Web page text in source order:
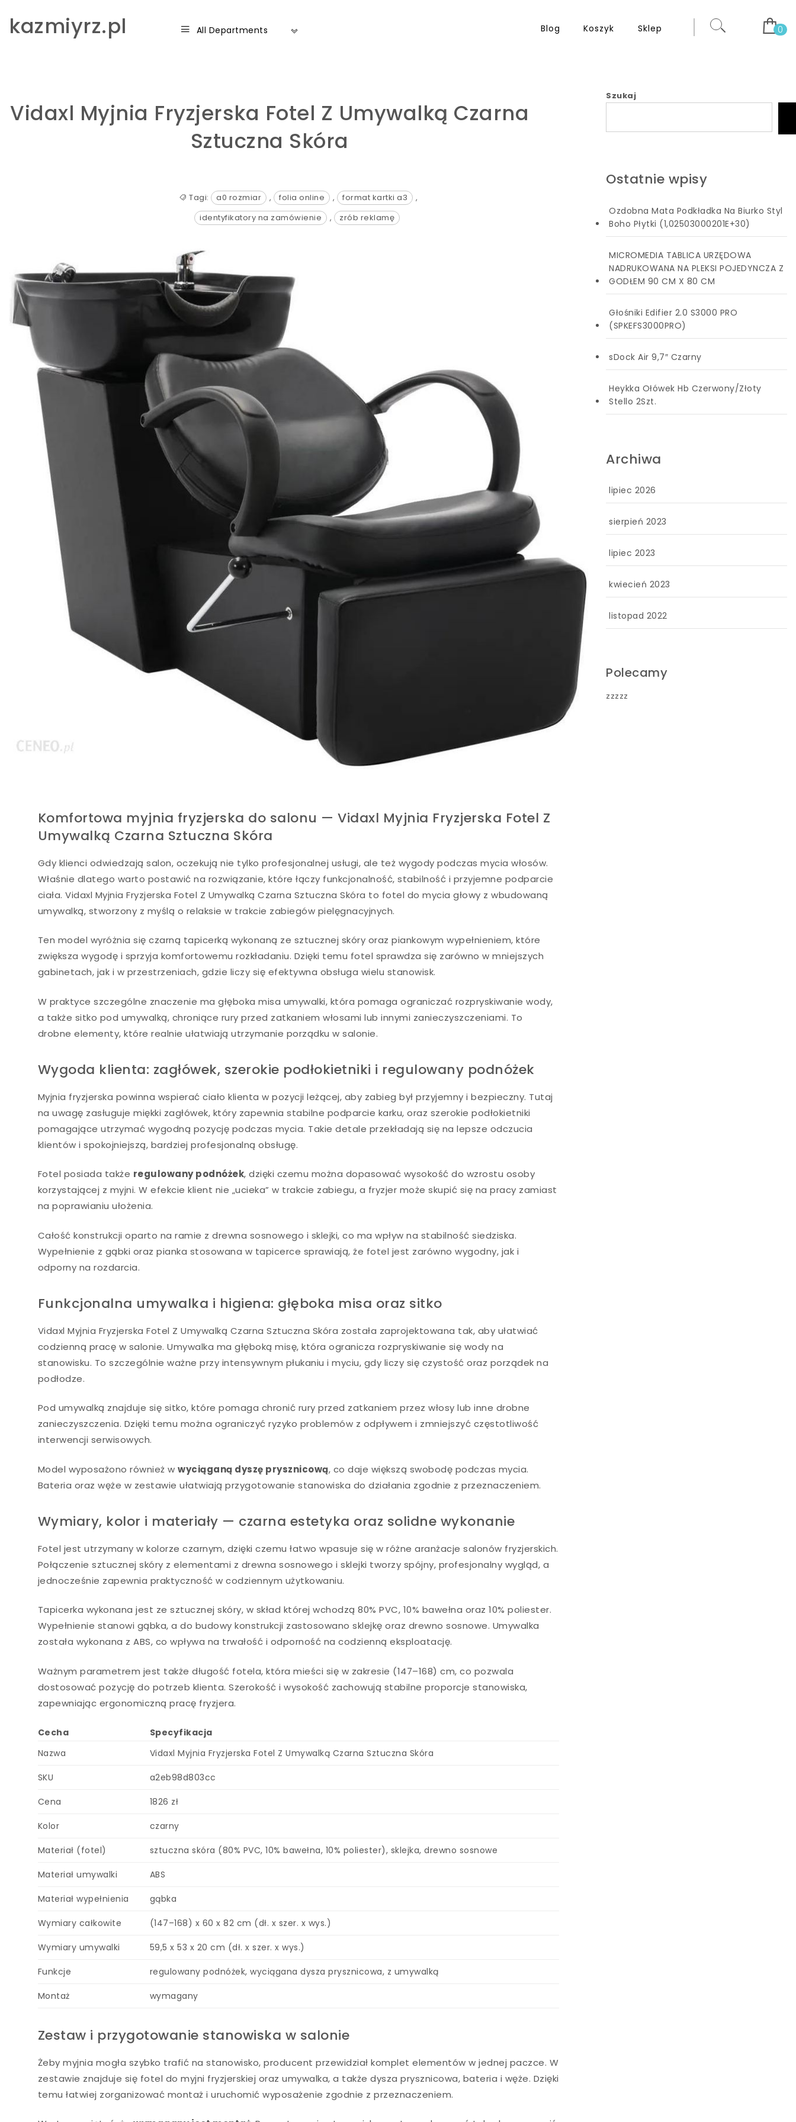
kazmiyrz.pl All Departments Blog Koszyk Sklep 0
Vidaxl Myjnia Fryzjerska Fotel Z Umywalką Czarna
Sztuczna Skóra
Tagi: a0 rozmiar , folia online , format kartki a3
,
identyfikatory na zamówienie
, zrób reklamę
Komfortowa myjnia fryzjerska do salonu — Vidaxl Myjnia Fryzjerska Fotel Z
Umywalką Czarna Sztuczna Skóra
Gdy klienci odwiedzają salon, oczekują nie tylko profesjonalnej usługi, ale też wygody podczas mycia włosów.
Właśnie dlatego warto postawić na rozwiązanie, które łączy funkcjonalność, stabilność i przyjemne podparcie
ciała. Vidaxl Myjnia Fryzjerska Fotel Z Umywalką Czarna Sztuczna Skóra to fotel do mycia głowy z wbudowaną
umywalką, stworzony z myślą o relaksie w trakcie zabiegów pielęgnacyjnych.
Ten model wyróżnia się czarną tapicerką wykonaną ze sztucznej skóry oraz piankowym wypełnieniem, które
zwiększa wygodę i sprzyja komfortowemu rozkładaniu. Dzięki temu fotel sprawdza się zarówno w mniejszych
gabinetach, jak i w przestrzeniach, gdzie liczy się efektywna obsługa wielu stanowisk.
W praktyce szczególne znaczenie ma głęboka misa umywalki, która pomaga ograniczać rozpryskiwanie wody,
a także sitko pod umywalką, chroniące rury przed zatkaniem włosami lub innymi zanieczyszczeniami. To
drobne elementy, które realnie ułatwiają utrzymanie porządku w salonie.
Wygoda klienta: zagłówek, szerokie podłokietniki i regulowany podnóżek
Myjnia fryzjerska powinna wspierać ciało klienta w pozycji leżącej, aby zabieg był przyjemny i bezpieczny. Tutaj
na uwagę zasługuje miękki zagłówek, który zapewnia stabilne podparcie karku, oraz szerokie podłokietniki
pomagające utrzymać wygodną pozycję podczas mycia. Takie detale przekładają się na lepsze odczucia
klientów i spokojniejszą, bardziej profesjonalną obsługę.
Fotel posiada także regulowany podnóżek, dzięki czemu można dopasować wysokość do wzrostu osoby
korzystającej z myjni. W efekcie klient nie „ucieka” w trakcie zabiegu, a fryzjer może skupić się na pracy zamiast
na poprawianiu ułożenia.
Całość konstrukcji oparto na ramie z drewna sosnowego i sklejki, co ma wpływ na stabilność siedziska.
Wypełnienie z gąbki oraz pianka stosowana w tapicerce sprawiają, że fotel jest zarówno wygodny, jak i
odporny na rozdarcia.
Funkcjonalna umywalka i higiena: głęboka misa oraz sitko
Vidaxl Myjnia Fryzjerska Fotel Z Umywalką Czarna Sztuczna Skóra została zaprojektowana tak, aby ułatwiać
codzienną pracę w salonie. Umywalka ma głęboką misę, która ogranicza rozpryskiwanie się wody na
stanowisku. To szczególnie ważne przy intensywnym płukaniu i myciu, gdy liczy się czystość oraz porządek na
podłodze.
Pod umywalką znajduje się sitko, które pomaga chronić rury przed zatkaniem przez włosy lub inne drobne
zanieczyszczenia. Dzięki temu można ograniczyć ryzyko problemów z odpływem i zmniejszyć częstotliwość
interwencji serwisowych.
Model wyposażono również wwyciąganą dyszę prysznicową, co daje większą swobodę podczas mycia.
Bateria oraz węże w zestawie ułatwiają przygotowanie stanowiska do działania zgodnie z przeznaczeniem.
Wymiary, kolor i materiały — czarna estetyka oraz solidne wykonanie
Fotel jest utrzymany w kolorze czarnym, dzięki czemu łatwo wpasuje się w różne aranżacje salonów fryzjerskich.
Połączenie sztucznej skóry z elementami z drewna sosnowego i sklejki tworzy spójny, profesjonalny wygląd, a
jednocześnie zapewnia praktyczność w codziennym użytkowaniu.
Tapicerka wykonana jest ze sztucznej skóry, w skład której wchodzą 80% PVC, 10% bawełna oraz 10% poliester.
Wypełnienie stanowi gąbka, a do budowy konstrukcji zastosowano sklejkę oraz drewno sosnowe. Umywalka
została wykonana z ABS, co wpływa na trwałość i odporność na codzienną eksploatację.
Ważnym parametrem jest także długość fotela, która mieści się w zakresie (147–168) cm, co pozwala
dostosować pozycję do potrzeb klienta. Szerokość i wysokość zachowują stabilne proporcje stanowiska,
zapewniając ergonomiczną pracę fryzjera.
Cecha
Specyfikacja
Nazwa
Vidaxl Myjnia Fryzjerska Fotel Z Umywalką Czarna Sztuczna Skóra
SKU a2eb98d803cc
Cena 1826 zł
Kolor czarny
Materiał (fotel) sztuczna skóra (80% PVC, 10% bawełna, 10% poliester), sklejka, drewno sosnowe
Materiał umywalki ABS
Materiał wypełnienia gąbka
Wymiary całkowite (147–168) x 60 x 82 cm (dł. x szer. x wys.)
Wymiary umywalki 59,5 x 53 x 20 cm (dł. x szer. x wys.)
Funkcje regulowany podnóżek, wyciągana dysza prysznicowa, z umywalką
Montaż wymagany
Zestaw i przygotowanie stanowiska w salonie
Żeby myjnia mogła szybko trafić na stanowisko, producent przewidział komplet elementów w jednej paczce. W
zestawie znajduje się fotel do myjni fryzjerskiej oraz umywalka, a także dysza prysznicowa, bateria i węże. Dzięki
temu łatwiej zorganizować montaż i uruchomić wyposażenie zgodnie z przeznaczeniem.
Szukaj
Ostatnie wpisy
Ozdobna Mata Podkładka Na Biurko Styl
Boho Płytki (1,02503000201E+30)
MICROMEDIA TABLICA URZĘDOWA
NADRUKOWANA NA PLEKSI POJEDYNCZA Z
GODŁEM 90 CM X 80 CM
Głośniki Edifier 2.0 S3000 PRO
(SPKEFS3000PRO)
sDock Air 9,7″ Czarny
Heykka Ołówek Hb Czerwony/Złoty
Stello 2Szt.
Archiwa
lipiec 2026
sierpień 2023
lipiec 2023
kwiecień 2023
listopad 2022
Polecamy
zzzzz